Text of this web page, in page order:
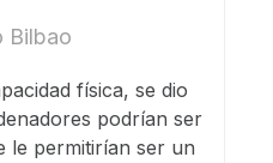
Bilbao
física, se dio
podrían ser
le permitirían ser un